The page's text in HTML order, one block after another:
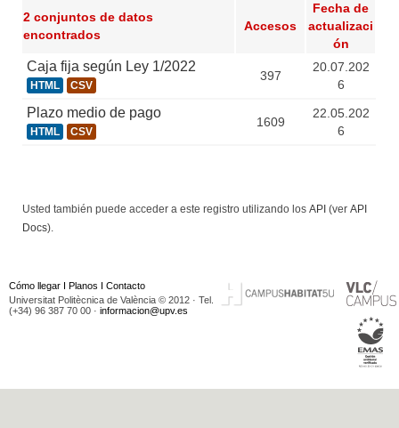
2 conjuntos de datos
encontrados
Accesos
Fecha de
actualizaci
ón
Caja fija según Ley 1/2022
HTML CSV
397
20.07.202
6
Plazo medio de pago
HTML CSV
1609
22.05.202
6
Usted también puede acceder a este registro utilizando los API (ver API
Docs).
Cómo llegar I Planos I Contacto
Universitat Politècnica de València © 2012 · Tel.
(+34) 96 387 70 00 · informacion@upv.es